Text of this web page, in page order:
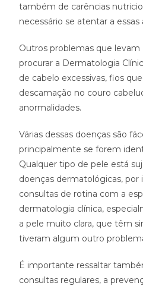
também de carências
necessário se atentar a essas
Outros problemas que levam
procurar a Dermatologia
de cabelo excessivas, fios
descamação no couro
anormalidades.
Várias dessas doenças são
principalmente se forem
Qualquer tipo de pele está
doenças dermatológicas, por
consultas de rotina com a
dermatologia clínica,
a pele muito clara, que têm
tiveram algum outro
É importante ressaltar
consultas regulares, a